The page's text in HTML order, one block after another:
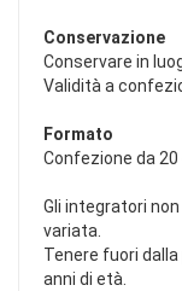
Conservazione
Conservare in
Validità a
Formato
Confezione da 20
Gli integratori
variata.
Tenere fuori
anni di età.